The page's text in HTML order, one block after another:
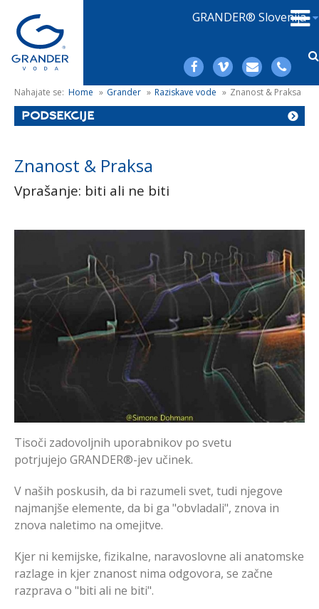
GRANDER® Slovenija
Nahajate se: Home » Grander » Raziskave vode » Znanost & Praksa
PODSEKCIJE
Znanost & Praksa
Vprašanje: biti ali ne biti
Tisoči zadovoljnih uporabnikov po svetu
potrjujejo GRANDER®-jev učinek.
V naših poskusih, da bi razumeli svet, tudi njegove
najmanjše elemente, da bi ga "obvladali", znova in
znova naletimo na omejitve.
Kjer ni kemijske, fizikalne, naravoslovne ali anatomske
razlage in kjer znanost nima odgovora, se začne
razprava o "biti ali ne biti".